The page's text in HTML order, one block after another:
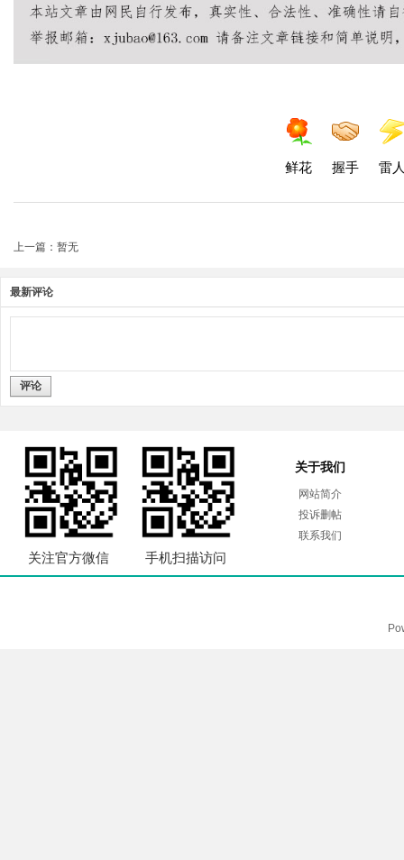
鲜花 握手 雷
上一篇：暂无
最新评论
评论
关注官方微信 手机扫描访问
关于我们
网站简介
投诉删帖
联系我们